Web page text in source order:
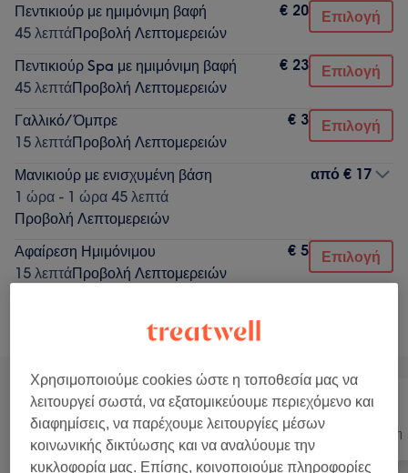
Πεντικιούρ με ημιμόνιμη βαφή
45 λεπτάΠροβολή Λεπτομερειών
€ 20 Επιλογή
Πεντικιούρ Spa με ημιμόνιμη βαφή
45 λεπτάΠροβολή Λεπτομερειών
€ 23 Επιλογή
Γαλλικό/ Όμπρε
15 λεπτάΠροβολή Λεπτομερειών
€ 3 Επιλογή
Μανικιούρ με ενισχυμένη βάση
1 ώρα - 1 ώρα 45 λεπτά
Προβολή Λεπτομερειών
από € 17
Αφαίρεση Ημιμόνιμου
15 λεπτάΠροβολή Λεπτομερειών
€ 5 Επιλογή
Αναζήτηση υπηρεσιών
Όλα Αποτρίχωση
Χρησιμοποιούμε cookies ώστε η τοποθεσία μας να
λειτουργεί σωστά, να εξατομικεύουμε περιεχόμενο και
διαφημίσεις, να παρέχουμε λειτουργίες μέσων
κοινωνικής δικτύωσης και να αναλύουμε την
κυκλοφορία μας. Επίσης, κοινοποιούμε πληροφορίες